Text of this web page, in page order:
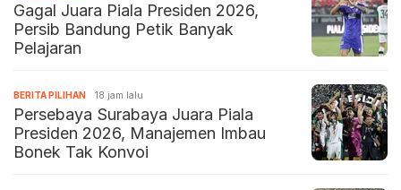
Gagal Juara Piala Presiden 2026,
Persib Bandung Petik Banyak
Pelajaran
BERITA PILIHAN 18 jam lalu
Persebaya Surabaya Juara Piala
Presiden 2026, Manajemen Imbau
Bonek Tak Konvoi